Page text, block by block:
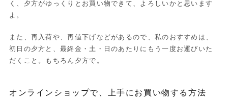
く、夕方がゆっくりとお買い物できて、よろしいかと思います
よ。
また、再入荷や、再値下げなどがあるので、私のおすすめは、
初日の夕方と、最終金・土・日のあたりにもう一度お運びいた
だくこと。もちろん夕方で。
オンラインショップで、上手にお買い物する方法